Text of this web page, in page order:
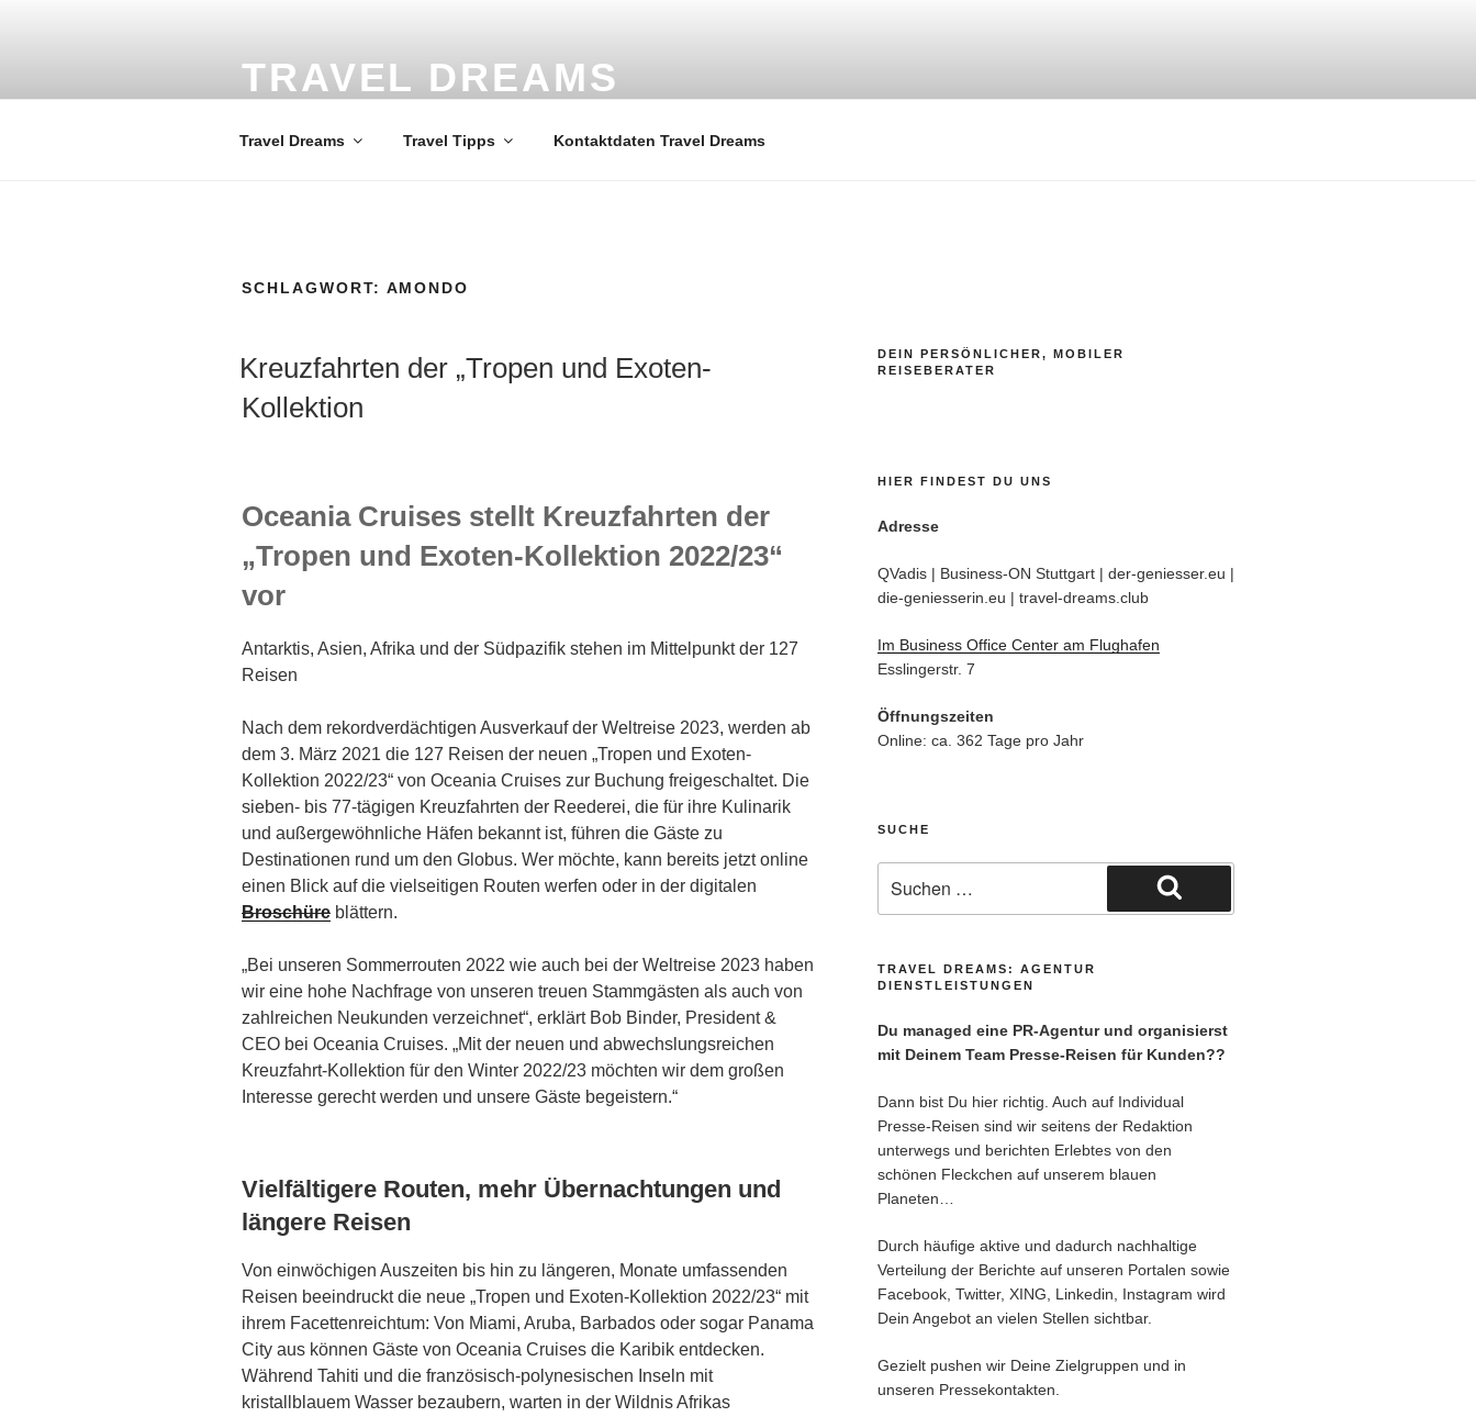
TRAVEL DREAMS
Travel Dreams Travel Tipps Kontaktdaten Travel Dreams
SCHLAGWORT: AMONDO
VERÖFFENTLICHT
Kreuzfahrten der „Tropen und Exoten-
Kollektion
Oceania Cruises stellt Kreuzfahrten der
„Tropen und Exoten-Kollektion 2022/23“
vor
Antarktis, Asien, Afrika und der Südpazifik stehen im Mittelpunkt der 127
Reisen
Nach dem rekordverdächtigen Ausverkauf der Weltreise 2023, werden ab
dem 3. März 2021 die 127 Reisen der neuen „Tropen und Exoten-
Kollektion 2022/23“ von Oceania Cruises zur Buchung freigeschaltet. Die
sieben- bis 77-tägigen Kreuzfahrten der Reederei, die für ihre Kulinarik
und außergewöhnliche Häfen bekannt ist, führen die Gäste zu
Destinationen rund um den Globus. Wer möchte, kann bereits jetzt online
einen Blick auf die vielseitigen Routen werfen oder in der digitalen
Broschüre blättern.
„Bei unseren Sommerrouten 2022 wie auch bei der Weltreise 2023 haben
wir eine hohe Nachfrage von unseren treuen Stammgästen als auch von
zahlreichen Neukunden verzeichnet“, erklärt Bob Binder, President &
CEO bei Oceania Cruises. „Mit der neuen und abwechslungsreichen
Kreuzfahrt-Kollektion für den Winter 2022/23 möchten wir dem großen
Interesse gerecht werden und unsere Gäste begeistern.“
Vielfältigere Routen, mehr Übernachtungen und
längere Reisen
Von einwöchigen Auszeiten bis hin zu längeren, Monate umfassenden
Reisen beeindruckt die neue „Tropen und Exoten-Kollektion 2022/23“ mit
ihrem Facettenreichtum: Von Miami, Aruba, Barbados oder sogar Panama
City aus können Gäste von Oceania Cruises die Karibik entdecken.
Während Tahiti und die französisch-polynesischen Inseln mit
kristallblauem Wasser bezaubern, warten in der Wildnis Afrikas
DEIN PERSÖNLICHER, MOBILER
REISEBERATER
HIER FINDEST DU UNS
Adresse
QVadis | Business-ON Stuttgart | der-geniesser.eu |
die-geniesserin.eu | travel-dreams.club
Im Business Office Center am Flughafen
Esslingerstr. 7
Öffnungszeiten
Online: ca. 362 Tage pro Jahr
SUCHE
nach:
Suchen
TRAVEL DREAMS: AGENTUR
DIENSTLEISTUNGEN
Du managed eine PR-Agentur und organisierst
mit Deinem Team Presse-Reisen für Kunden??
Dann bist Du hier richtig. Auch auf Individual
Presse-Reisen sind wir seitens der Redaktion
unterwegs und berichten Erlebtes von den
schönen Fleckchen auf unserem blauen
Planeten…
Durch häufige aktive und dadurch nachhaltige
Verteilung der Berichte auf unseren Portalen sowie
Facebook, Twitter, XING, Linkedin, Instagram wird
Dein Angebot an vielen Stellen sichtbar.
Gezielt pushen wir Deine Zielgruppen und in
unseren Pressekontakten.